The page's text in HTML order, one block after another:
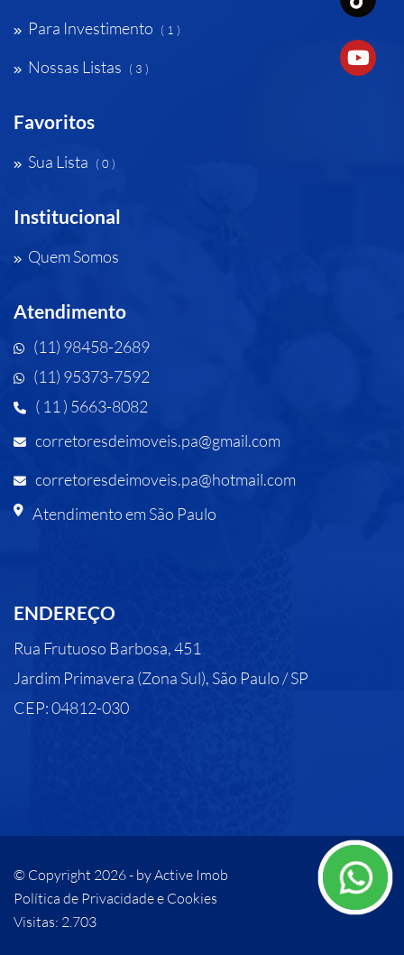
Para Investimento ( 1 )
Nossas Listas ( 3 )
Favoritos
Sua Lista ( 0 )
Institucional
Quem Somos
Atendimento
(11) 98458-2689
(11) 95373-7592
( 11 ) 5663-8082
corretoresdeimoveis.pa@gmail.com
corretoresdeimoveis.pa@hotmail.com
Atendimento em São Paulo
ENDEREÇO
Rua Frutuoso Barbosa, 451
Jardim Primavera (Zona Sul), São Paulo / SP
CEP: 04812-030
© Copyright 2026 - byActive Imob
Política de Privacidade e Cookies
Visitas: 2.703